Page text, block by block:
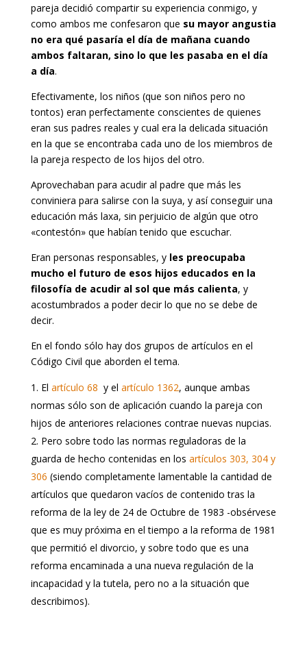
pareja decidió compartir su experiencia conmigo, y
como ambos me confesaron que su mayor angustia
no era qué pasaría el día de mañana cuando
ambos faltaran, sino lo que les pasaba en el día
a día.
Efectivamente, los niños (que son niños pero no
tontos) eran perfectamente conscientes de quienes
eran sus padres reales y cual era la delicada situación
en la que se encontraba cada uno de los miembros de
la pareja respecto de los hijos del otro.
Aprovechaban para acudir al padre que más les
conviniera para salirse con la suya, y así conseguir una
educación más laxa, sin perjuicio de algún que otro
«contestón» que habían tenido que escuchar.
Eran personas responsables, y les preocupaba
mucho el futuro de esos hijos educados en la
filosofía de acudir al sol que más calienta, y
acostumbrados a poder decir lo que no se debe de
decir.
En el fondo sólo hay dos grupos de artículos en el
Código Civil que aborden el tema.
El artículo 68 y el artículo 1362, aunque ambas
normas sólo son de aplicación cuando la pareja con
hijos de anteriores relaciones contrae nuevas nupcias.
Pero sobre todo las normas reguladoras de la
guarda de hecho contenidas en los artículos 303, 304 y
306 (siendo completamente lamentable la cantidad de
artículos que quedaron vacíos de contenido tras la
reforma de la ley de 24 de Octubre de 1983 -obsérvese
que es muy próxima en el tiempo a la reforma de 1981
que permitió el divorcio, y sobre todo que es una
reforma encaminada a una nueva regulación de la
incapacidad y la tutela, pero no a la situación que
describimos).